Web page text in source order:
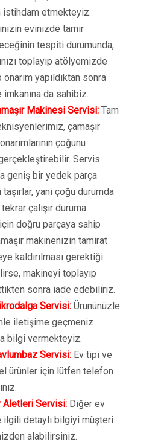
istihdam etmekteyiz.
evinizde tamir
tespiti durumunda,
toplayıp atölyemizde
yapıldıktan sonra
da sahibiz.
Makinesi Servisi: Tam
çamaşır
çoğunu
Servis
geniş bir yedek parça
yani çoğu durumda
tekrar çalışır duruma
doğru parçaya sahip
makinenizin tamirat
kaldırılması gerektiği
makineyi toplayıp
sonra iade edebiliriz.
Servisi: Ürününüzle
iletişime geçmeniz
bilgi vermekteyiz.
Servisi: Ev tipi ve
ürünler için lütfen telefon
Aletleri Servisi: Diğer ev
ilgili detaylı bilgiyi müşteri
alabilirsiniz.